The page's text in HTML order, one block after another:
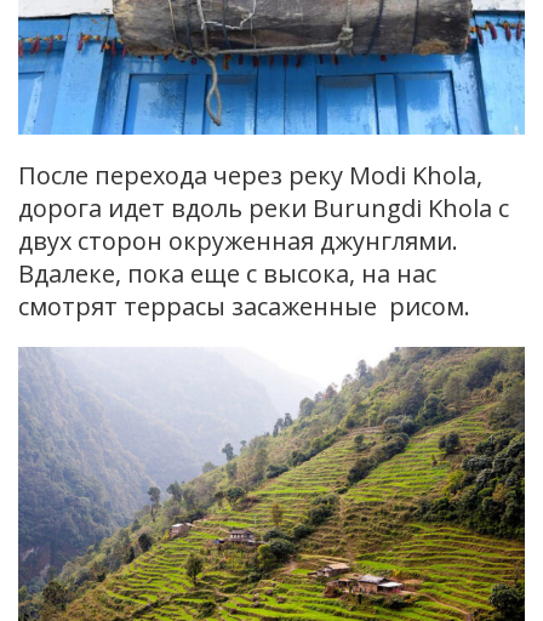
После перехода через реку Modi Khola,
дорога идет вдоль реки Burungdi Khola c
двух сторон окруженная джунглями.
Вдалеке, пока еще с высока, на нас
смотрят террасы засаженные рисом.